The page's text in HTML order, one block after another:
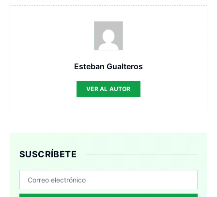
Esteban Gualteros
VER AL AUTOR
SUSCRÍBETE